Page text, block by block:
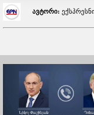
ავტორი: